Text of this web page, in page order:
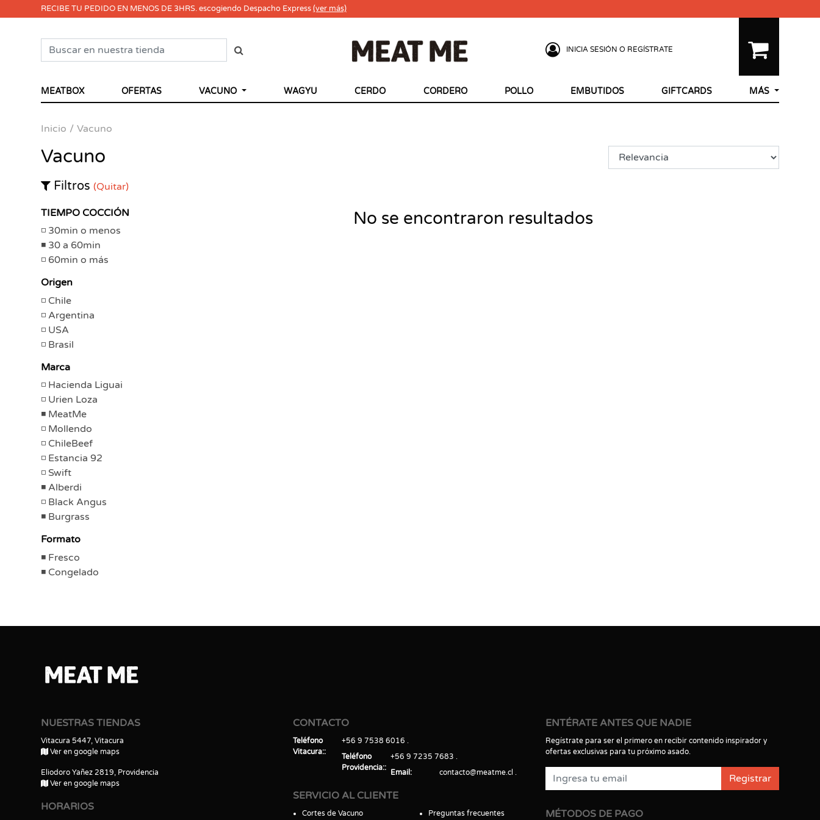
RECIBE TU PEDIDO EN MENOS DE 3HRS. escogiendo Despacho Express(ver más)
INICIA SESIÓN O REGÍSTRATE
MEATBOX OFERTAS VACUNO WAGYU CERDO CORDERO POLLO EMBUTIDOS GIFTCARDS MÁS
Inicio Vacuno
Vacuno
Filtros (Quitar)
TIEMPO COCCIÓN
30min o menos
30 a 60min
60min o más
Origen
Chile
Argentina
USA
Brasil
Marca
Hacienda Liguai
Urien Loza
MeatMe
Mollendo
ChileBeef
Estancia 92
Swift
Alberdi
Black Angus
Burgrass
Formato
Fresco
Congelado
No se encontraron resultados
NUESTRAS TIENDAS
Vitacura 5447, Vitacura
Ver en google maps
Eliodoro Yañez 2819, Providencia
Ver en google maps
HORARIOS
CONTACTO
Teléfono
Vitacura:
+56 9 7538 6016
Teléfono
Providencia:
+56 9 7235 7683
Email
contacto@meatme.cl
SERVICIO AL CLIENTE
Cortes de Vacuno Preguntas frecuentes
ENTÉRATE ANTES QUE NADIE
Regístrate para ser el primero en recibir contenido inspirador y
ofertas exclusivas para tu próximo asado.
Registrar
MÉTODOS DE PAGO